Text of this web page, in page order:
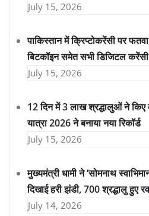
July 15, 2026
पाकिस्तान में क्रिप्टोकरेंसी पर
बिटकॉइन समेत सभी डिजिटल करेंसी
July 15, 2026
12 दिन में 3 लाख श्रद्धालुओं ने किए
यात्रा 2026 ने बनाया नया रिकॉर्ड
July 15, 2026
मुख्यमंत्री धामी ने ‘सोमनाथ
दिखाई हरी झंडी, 700 श्रद्धालु हुए
July 14, 2026